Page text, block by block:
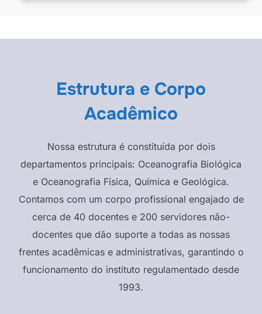
Estrutura e Corpo
Acadêmico
Nossa estrutura é constituída por dois
departamentos principais: Oceanografia Biológica
e Oceanografia Física, Química e Geológica.
Contamos com um corpo profissional engajado de
cerca de 40 docentes e 200 servidores não-
docentes que dão suporte a todas as nossas
frentes acadêmicas e administrativas, garantindo o
funcionamento do instituto regulamentado desde
1993.